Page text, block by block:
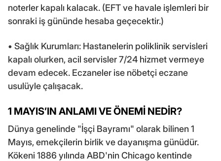
noterler kapalı kalacak. (EFT ve havale işlemleri bir
sonraki iş gününde hesaba geçecektir.)
• Sağlık Kurumları: Hastanelerin poliklinik servisleri
kapalı olurken, acil servisler 7/24 hizmet vermeye
devam edecek. Eczaneler ise nöbetçi eczane
usulüyle çalışacak.
1 MAYIS’IN ANLAMI VE ÖNEMİ NEDİR?
Dünya genelinde "İşçi Bayramı" olarak bilinen 1
Mayıs, emekçilerin birlik ve dayanışma günüdür.
Kökeni 1886 yılında ABD'nin Chicago kentinde